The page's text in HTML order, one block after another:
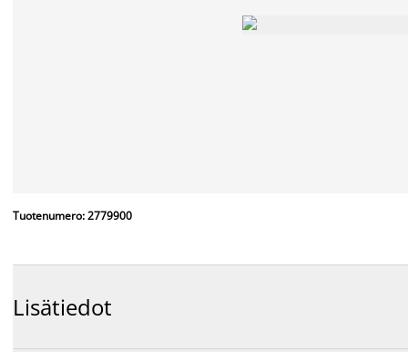
Tuotenumero: 2779900
Lisätiedot